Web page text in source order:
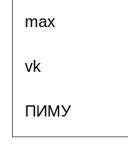
max
vk
ПИМУ